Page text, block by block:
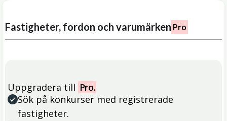
Fastigheter, fordon och varumärken Pro
Uppgradera till Pro.
Sök på konkurser med registrerade
fastigheter.